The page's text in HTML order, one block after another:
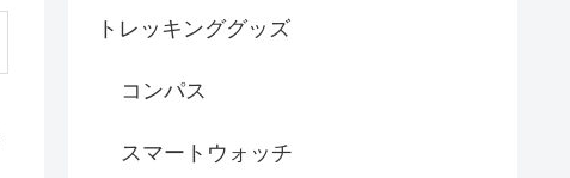
トレッキンググッズ
コンパス
スマートウォッチ